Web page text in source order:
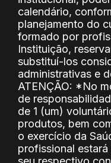
calendário,
planejamento do
formado por
Instituição,
substituí-los
administrativas e
ATENÇÃO: *No
de
de 1 (um)
produtos, bem
o exercício da
profissional